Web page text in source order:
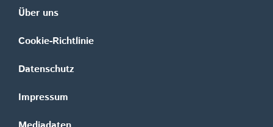
Über uns
Cookie-Richtlinie
Datenschutz
Impressum